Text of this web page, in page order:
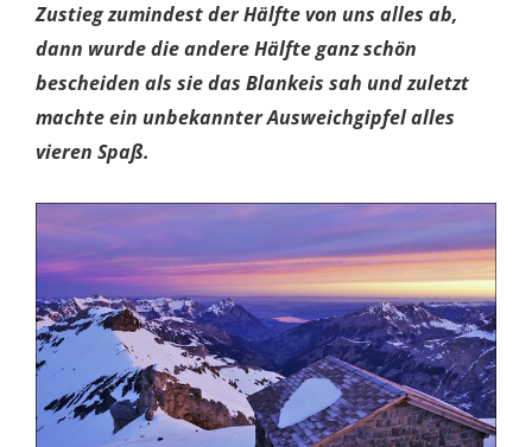
Zustieg zumindest der Hälfte von uns alles ab,
dann wurde die andere Hälfte ganz schön
bescheiden als sie das Blankeis sah und zuletzt
machte ein unbekannter Ausweichgipfel alles
vieren Spaß.